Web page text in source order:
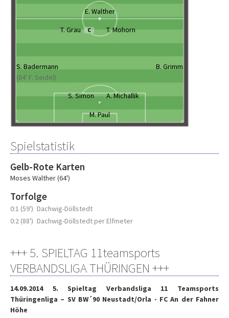
E. Walther
T. Grau
C T. Mohorn
S. Badermann
(64' F. Seidel)
B. Grimm
S. Simon A. Michallik
M. Paul
Spielstatistik
Gelb-Rote Karten
Moses Walther (64')
Torfolge
0:1 (59') Dachwig-Döllstedt
0:2 (88') Dachwig-Döllstedt per Elfmeter
+++ 5. SPIELTAG 11teamsports
VERBANDSLIGA THÜRINGEN +++
14.09.2014 5. Spieltag Verbandsliga 11 Teamsports
Thüringenliga – SV BW´90 Neustadt/Orla - FC An der Fahner
Höhe